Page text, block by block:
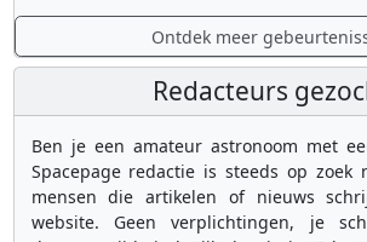
Ontdek meer
Redacteurs
Ben je een amateur astronoom met
Spacepage redactie is steeds op zoek
mensen die artikelen of nieuws
website. Geen verplichtingen, je